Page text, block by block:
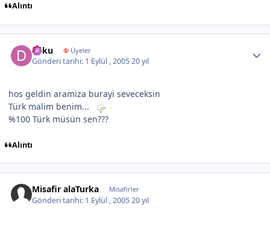
Alıntı
dilku ΦÜyeler
Gönderi tarihi: 1 Eylül , 200520 yıl
hos geldin aramiza burayi seveceksin
Türk malim benim...
%100 Türk müsün sen???
Alıntı
Misafir alaTurka Misafirler
Gönderi tarihi: 1 Eylül , 200520 yıl